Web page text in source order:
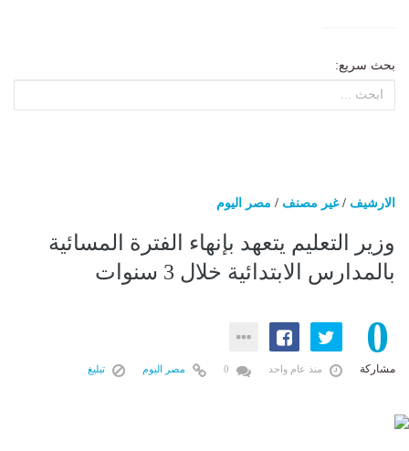
بحث سريع:
الارشيف /غير مصنف / مصر اليوم
وزير التعليم يتعهد بإنهاء الفترة المسائية
بالمدارس الابتدائية خلال 3 سنوات
0
مشاركة منذ عام واحد مصر اليوم تبليغ